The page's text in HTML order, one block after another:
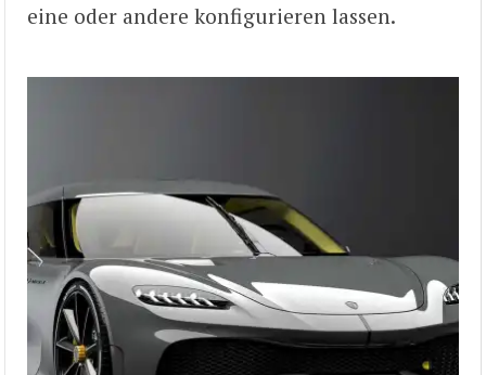
eine oder andere konfigurieren lassen.